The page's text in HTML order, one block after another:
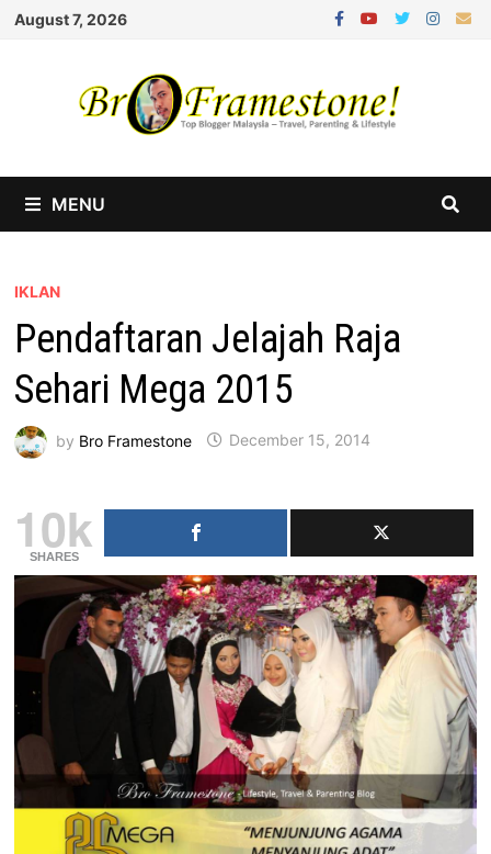
Skip
August 7, 2026
MENU
IKLAN
Pendaftaran Jelajah Raja
Sehari Mega 2015
by Bro Framestone December 15, 2014
10k
SHARES